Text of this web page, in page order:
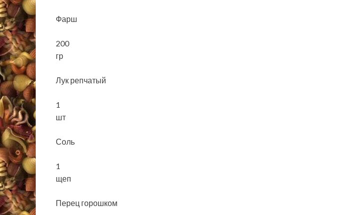
Фарш
200
гр
Лук репчатый
1
шт
Соль
1
щеп
Перец горошком